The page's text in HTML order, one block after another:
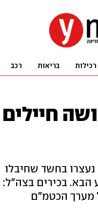
רכילות בריאות רכב
חיילים
נעצרו בחשד שחיבלו
הבא. בכירים בצה"ל:
מערך הכטמ"ם